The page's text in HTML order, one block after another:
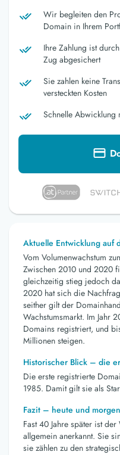
Wir begleiten den
Domain in Ihrem
Ihre Zahlung ist
Zug abgesichert
Sie zahlen keine
versteckten Kosten
Schnelle Abwicklung
Aktuelle Entwicklung auf
Vom Volumenwachstum
Zwischen 2010 und 2020
gleichzeitig stieg jedoch
2020 hat sich die
seither gilt der
Wachstumsmarkt. Im Jahr
Domains registriert, und
Millionen steigen.
Historischer Blick – die
Die erste registrierte
1985. Damit gilt sie als
Fazit – heute und morgen
Fast 40 Jahre später ist
allgemein anerkannt. Sie
sie zählen zu den